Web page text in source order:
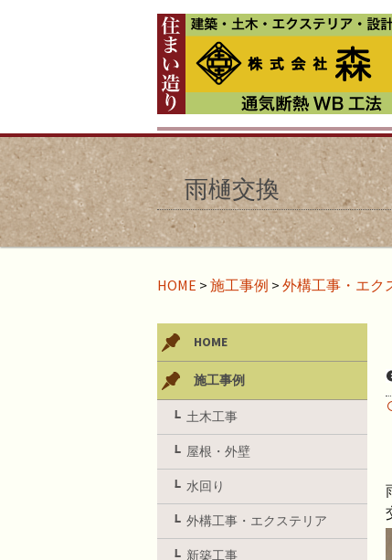
雨樋交換
HOME > 施工事例 > 外構工事・エク
HOME
施工事例
土木工事
屋根・外壁
水回り
外構工事・エクステリア
新築工事